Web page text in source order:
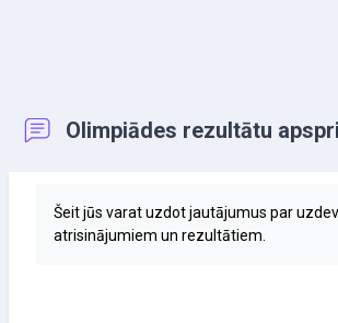
Olimpiādes rezultātu
Šeit jūs varat uzdot jautājumus par
atrisinājumiem un rezultātiem.